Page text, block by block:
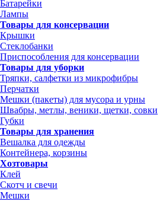
Батарейки
Лампы
Товары для консервации
Крышки
Стеклобанки
Приспособления для консервации
Товары для уборки
Тряпки, салфетки из микрофибры
Перчатки
Мешки (пакеты) для мусора и урны
Швабры, метлы, веники, щетки, совки
Губки
Товары для хранения
Вешалка для одежды
Контейнера, корзины
Хозтовары
Клей
Скотч и свечи
Мешки